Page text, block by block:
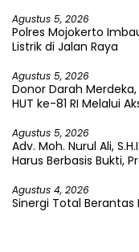
Agustus 5, 2026
Polres Mojokerto
Listrik di Jalan Raya
Agustus 5, 2026
Donor Darah
HUT ke-81 RI Melalui
Agustus 5, 2026
Adv. Moh. Nurul Ali,
Harus Berbasis Bukti,
Agustus 4, 2026
Sinergi Total Berantas